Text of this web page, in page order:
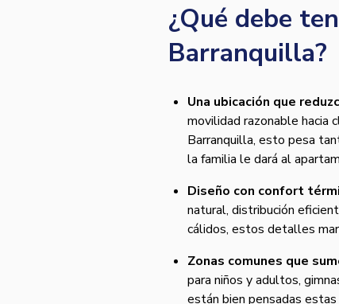
¿Qué debe
Barranquilla?
Una ubicación que
movilidad razonable hacia
Barranquilla, esto pesa
la familia le dará al
Diseño con confort
natural, distribución
cálidos, estos detalles
Zonas comunes que
para niños y adultos,
están bien pensadas